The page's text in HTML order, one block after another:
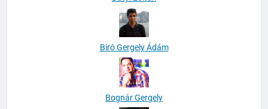
Biró Gergely Ádám
Bognár Gergely